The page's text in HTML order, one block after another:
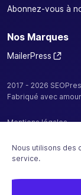
Nous utilisons des
service.
Abonnez-vous à
Nos Marques
MailerPress
2017 - 2026
Fabriqué avec
Mentions légales
Politique de
CGV